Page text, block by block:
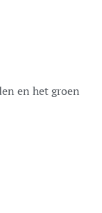
en het groen